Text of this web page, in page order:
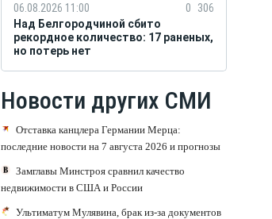
06.08.2026 11:00 0
306
Над Белгородчиной сбито
рекордное количество: 17 раненых,
но потерь нет
Новости других СМИ
Отставка канцлера Германии Мерца:
последние новости на 7 августа 2026 и прогнозы
Замглавы Минстроя сравнил качество
недвижимости в США и России
Ультиматум Мулявина, брак из-за документов